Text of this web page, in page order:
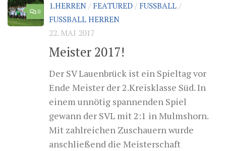
0
1.HERREN/FEATURED/FUSSBALL/
FUSSBALL HERREN
22. MAI 2017
Meister 2017!
Der SV Lauenbrück ist ein Spieltag vor
Ende Meister der 2.Kreisklasse Süd. In
einem unnötig spannenden Spiel
gewann der SVL mit 2:1 in Mulmshorn.
Mit zahlreichen Zuschauern wurde
anschließend die Meisterschaft